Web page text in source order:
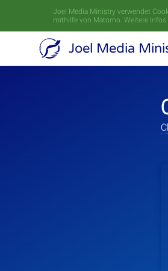
Joel Media Ministry verwendet
mithilfe von Matomo. Weitere Infos
Joel Media